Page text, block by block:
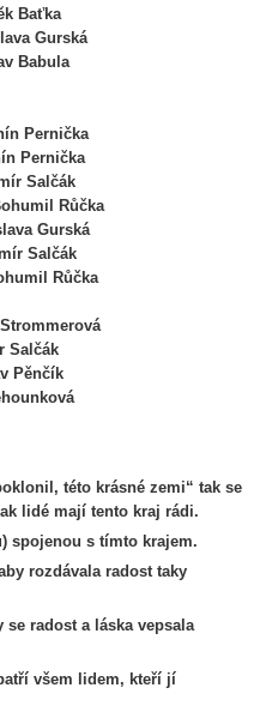
Růčka
Salčák
Růčka
této krásné zemi“ tak se
lidé mají tento kraj rádi.
spojenou s tímto krajem.
rozdávala radost taky
radost a láska vepsala
všem lidem, kteří jí